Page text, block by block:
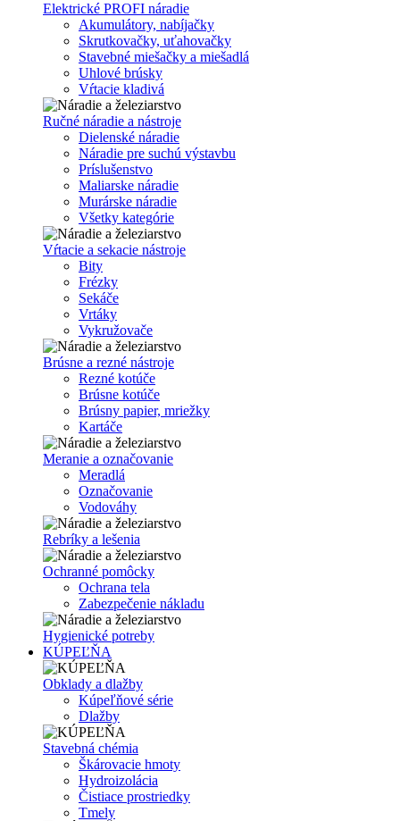
Elektrické PROFI náradie
Akumulátory, nabíjačky
Skrutkovačky, uťahovačky
Stavebné miešačky a miešadlá
Uhlové brúsky
Vŕtacie kladivá
Ručné náradie a nástroje
Dielenské náradie
Náradie pre suchú výstavbu
Príslušenstvo
Maliarske náradie
Murárske náradie
Všetky kategórie
Vŕtacie a sekacie nástroje
Bity
Frézky
Sekáče
Vrtáky
Vykružovače
Brúsne a rezné nástroje
Rezné kotúče
Brúsne kotúče
Brúsny papier, mriežky
Kartáče
Meranie a označovanie
Meradlá
Označovanie
Vodováhy
Rebríky a lešenia
Ochranné pomôcky
Ochrana tela
Zabezpečenie nákladu
Hygienické potreby
KÚPEĽŇA
Obklady a dlažby
Kúpeľňové série
Dlažby
Stavebná chémia
Škárovacie hmoty
Hydroizolácia
Čistiace prostriedky
Tmely